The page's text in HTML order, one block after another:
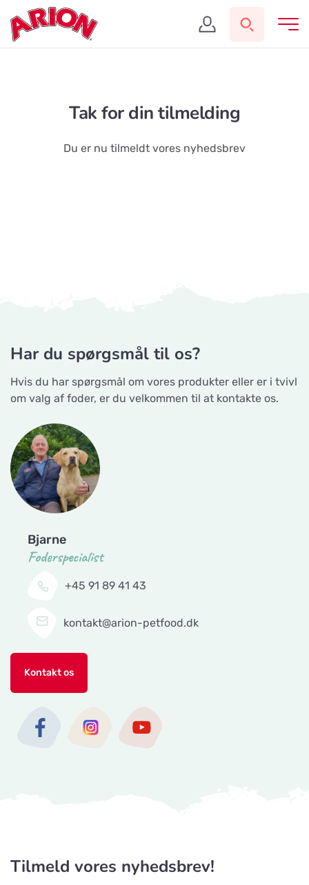
Tak for din tilmelding
Du er nu tilmeldt vores nyhedsbrev
Har du spørgsmål til os?
Hvis du har spørgsmål om vores produkter eller er i tvivl
om valg af foder, er du velkommen til at kontakte os.
Bjarne
Foderspecialist
+45 91 89 41 43
kontakt@arion-petfood.dk
Kontakt os
Tilmeld vores nyhedsbrev!